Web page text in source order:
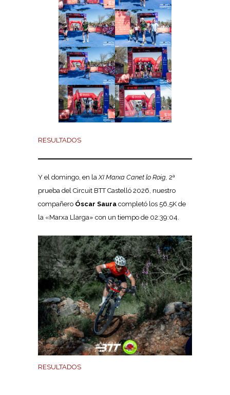
RESULTADOS
Y el domingo, en la XI Marxa Canet lo Roig, 2ª
prueba del Circuit BTT Castelló 2026, nuestro
compañero Óscar Saura completó los 56,5K de
la «Marxa Llarga» con un tiempo de 02:39:04.
RESULTADOS